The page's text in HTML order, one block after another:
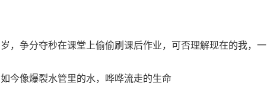
，争分夺秒在课堂上偷偷刷课后作业，可否理解现在的我，一
今像爆裂水管里的水，哗哗流走的生命